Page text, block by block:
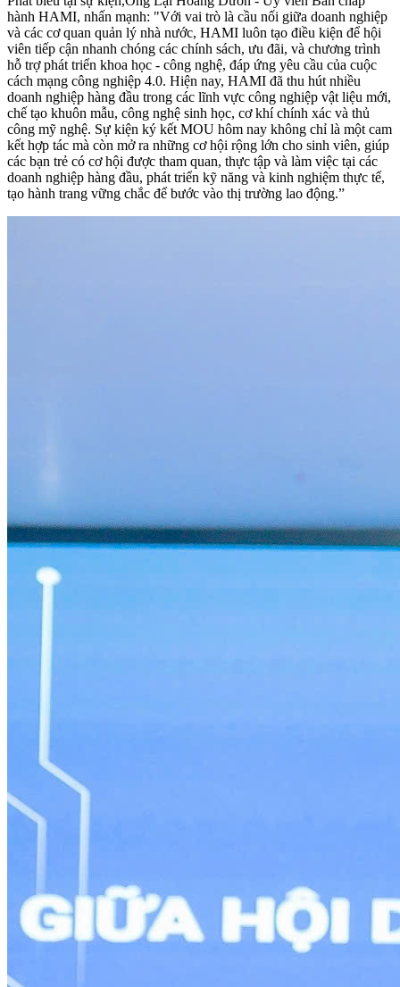
hành HAMI, nhấn mạnh: "Với vai trò là cầu nối giữa doanh nghiệp
và các cơ quan quản lý nhà nước, HAMI luôn tạo điều kiện để hội
viên tiếp cận nhanh chóng các chính sách, ưu đãi, và chương trình
hỗ trợ phát triển khoa học - công nghệ, đáp ứng yêu cầu của cuộc
cách mạng công nghiệp 4.0. Hiện nay, HAMI đã thu hút nhiều
doanh nghiệp hàng đầu trong các lĩnh vực công nghiệp vật liệu mới,
chế tạo khuôn mẫu, công nghệ sinh học, cơ khí chính xác và thủ
công mỹ nghệ. Sự kiện ký kết MOU hôm nay không chỉ là một cam
kết hợp tác mà còn mở ra những cơ hội rộng lớn cho sinh viên, giúp
các bạn trẻ có cơ hội được tham quan, thực tập và làm việc tại các
doanh nghiệp hàng đầu, phát triển kỹ năng và kinh nghiệm thực tế,
tạo hành trang vững chắc để bước vào thị trường lao động.”